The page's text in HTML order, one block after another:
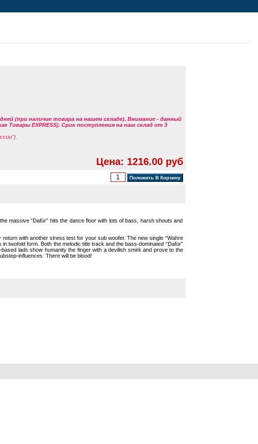
(при наличие товара на нашем складе). Внимание - данный
Товары EXPRESS). Срок поступления на наш склад от 3
Цена: 1216.00 руб
massive “Dafür” hits the dance floor with lots of bass, harsh shouts and
with another stress test for your sub woofer. The new single “Wahre
twofold form. Both the melodic title track and the bass-dominated “Dafür”
lads show humanity the finger with a devilish smirk and prove to the
influences. There will be blood!